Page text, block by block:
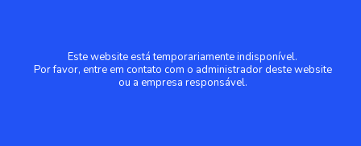
Este website está temporariamente indisponível.
Por favor, entre em contato com o administrador deste website
ou a empresa responsável.